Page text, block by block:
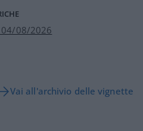
04/08/2026
Vai all'archivio delle vignette